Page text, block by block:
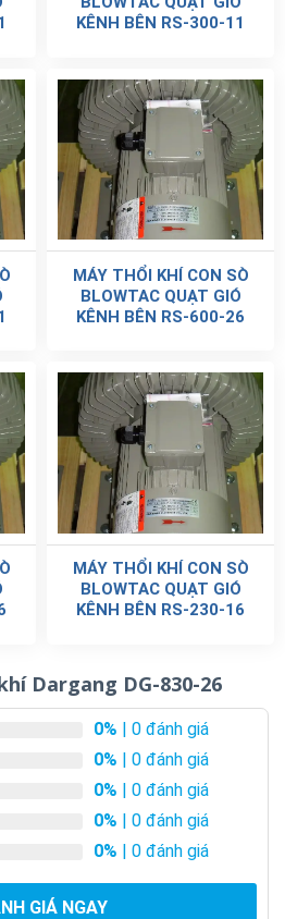
KÊNH BÊN RS-300-11
MÁY THỔI KHÍ CON SÒ
BLOWTAC QUẠT GIÓ
KÊNH BÊN RS-600-26
MÁY THỔI KHÍ CON SÒ
BLOWTAC QUẠT GIÓ
KÊNH BÊN RS-230-16
Dargang DG-830-26
0% | 0 đánh giá
0% | 0 đánh giá
0% | 0 đánh giá
0% | 0 đánh giá
0% | 0 đánh giá
GIÁ NGAY